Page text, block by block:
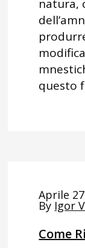
natura,
questo
Aprile
By Igor
Come